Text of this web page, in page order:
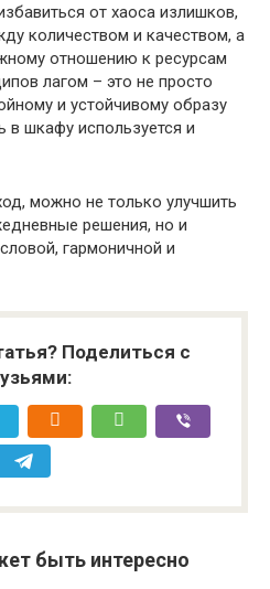
от хаоса излишков,
количеством и качеством, а
отношению к ресурсам
лагом – это не просто
и устойчивому образу
шкафу используется и
можно не только улучшить
решения, но и
гармоничной и
Поделиться с
быть интересно